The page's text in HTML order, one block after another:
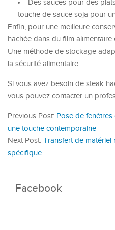
Des sauces pour des
touche de sauce soja pour
Enfin, pour une meilleure
hachée dans du film
Une méthode de stockage
la sécurité alimentaire.
Si vous avez besoin de steak
vous pouvez contacter un
Previous Post: Pose de
une touche contemporaine
Next Post: Transfert de matériel
spécifique
Facebook